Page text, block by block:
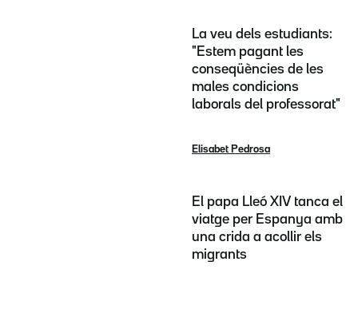
La veu dels estudiants:
"Estem pagant les
conseqüències de les
males condicions
laborals del professorat"
Elisabet Pedrosa
El papa Lleó XIV tanca el
viatge per Espanya amb
una crida a acollir els
migrants